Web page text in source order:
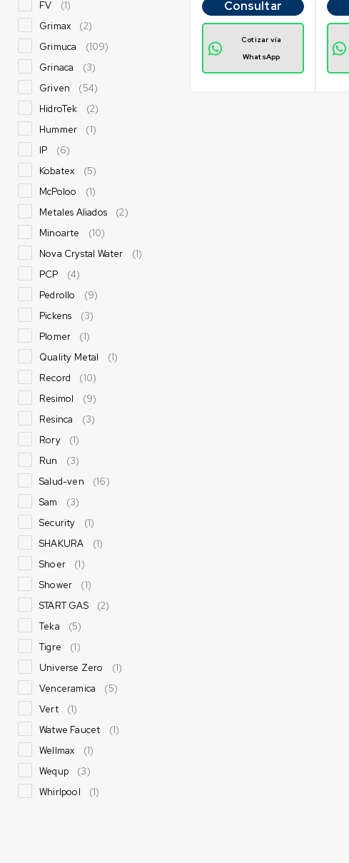
FV
(1)
Grimax
(2)
Grimuca
(109)
Grinaca
(3)
Griven
(54)
HidroTek
(2)
Hummer
(1)
IP
(6)
Kobatex
(5)
McPoloo
(1)
Metales Aliados
(2)
Minoarte
(10)
Nova Crystal Water
(1)
PCP
(4)
Pedrollo
(9)
Pickens
(3)
Plomer
(1)
Quality Metal
(1)
Record
(10)
Resimol
(9)
Resinca
(3)
Rory
(1)
Run
(3)
Salud-ven
(16)
Sam
(3)
Security
(1)
SHAKURA
(1)
Shoer
(1)
Shower
(1)
START GAS
(2)
Teka
(5)
Tigre
(1)
Universe Zero
(1)
Venceramica
(5)
Vert
(1)
Watwe Faucet
(1)
Wellmax
(1)
Wequp
(3)
Whirlpool
(1)
Consultar
Cotizar vía
WhatsApp